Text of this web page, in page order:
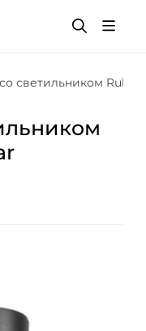
светильником Rullo